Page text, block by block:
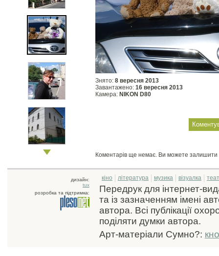
Знято: 8 вересня 2013
Завантажено: 16 вересня 2013
Камера: NIKON D80
Коментарів ще немає. Ви можете
дизайн:
tux
розробка та підтримка:
кіно література музика візуалка
Передрук для інтернет-
та із зазначенням імені
автора. Всі публікації
поділяти думки автора.
Арт-матеріали Сумно?: